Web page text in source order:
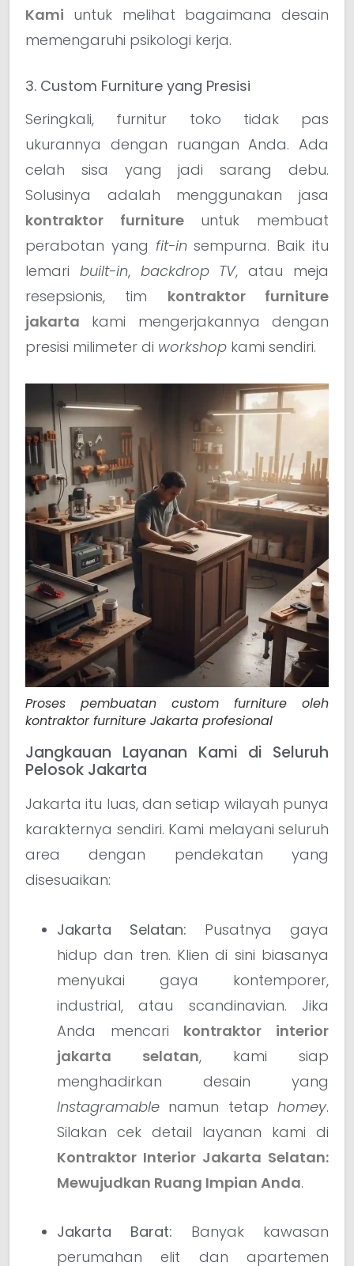
Kami untuk melihat bagaimana desain
memengaruhi psikologi kerja.
3. Custom Furniture yang Presisi
Seringkali, furnitur toko tidak pas
ukurannya dengan ruangan Anda. Ada
celah sisa yang jadi sarang debu.
Solusinya adalah menggunakan jasa
kontraktor furnitureuntuk membuat
perabotan yang fit-insempurna. Baik itu
lemari built-in, backdrop TV, atau meja
resepsionis, tim kontraktor furniture
jakarta kami mengerjakannya dengan
presisi milimeter di workshop kami sendiri.
Proses pembuatan custom furniture oleh
kontraktor furniture Jakarta profesional
Jangkauan Layanan Kami di Seluruh
Pelosok Jakarta
Jakarta itu luas, dan setiap wilayah punya
karakternya sendiri. Kami melayani seluruh
area dengan pendekatan yang
disesuaikan:
Jakarta Selatan: Pusatnya gaya
hidup dan tren. Klien di sini biasanya
menyukai gaya kontemporer,
industrial, atau scandinavian. Jika
Anda mencari kontraktor interior
jakarta selatan, kami siap
menghadirkan desain yang
Instagramable namun tetap homey.
Silakan cek detail layanan kami di
Kontraktor Interior Jakarta Selatan:
Mewujudkan Ruang Impian Anda.
Jakarta Barat: Banyak kawasan
perumahan elit dan apartemen